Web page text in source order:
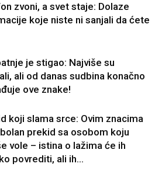
zvoni, a svet staje: Dolaze
koje niste ni sanjali da ćete
je stigao: Najviše su
ali od danas sudbina konačno
ove znake!
koji slama srce: Ovim znacima
prekid sa osobom koju
vole – istina o lažima će ih
povrediti, ali ih...